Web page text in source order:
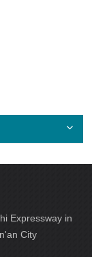
Expressway in
City